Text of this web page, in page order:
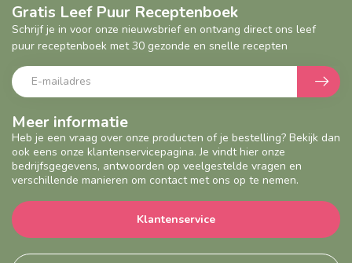
Meer informatie
Heb je een vraag over onze producten of je bestelling? Bekijk dan
ook eens onze klantenservicepagina. Je vindt hier onze
bedrijfsgegevens, antwoorden op veelgestelde vragen en
verschillende manieren om contact met ons op te nemen.
Klantenservice
Gratis Leef Puur Receptenboek
Schrijf je in voor onze nieuwsbrief en ontvang direct ons leef
puur receptenboek met 30 gezonde en snelle recepten